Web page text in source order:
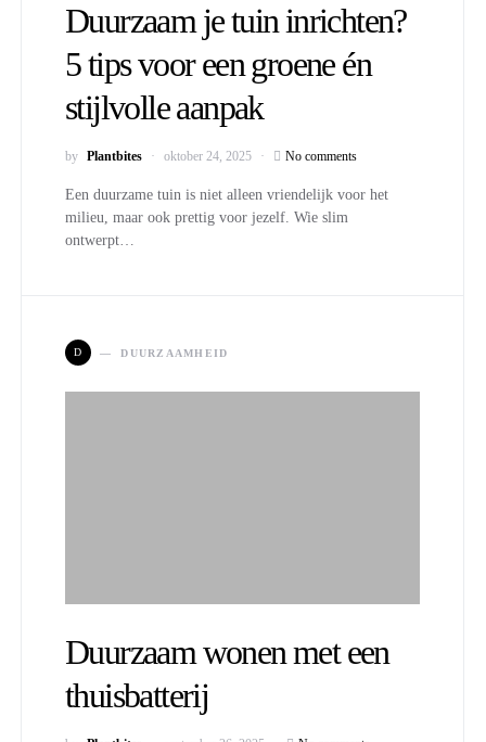
Duurzaam je tuin inrichten?
5 tips voor een groene én
stijlvolle aanpak
by Plantbites oktober 24, 2025 No comments
Een duurzame tuin is niet alleen vriendelijk voor het
milieu, maar ook prettig voor jezelf. Wie slim
ontwerpt…
D DUURZAAMHEID
Duurzaam wonen met een
thuisbatterij